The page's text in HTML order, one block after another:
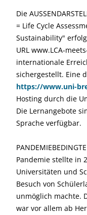
Die
= Life Cycle
Sustainability"
URL
internationale
sichergestellt. Eine
https://www.uni-
Hosting durch die
Die Lernangebote
Sprache verfügbar.
Pandemie stellte in
Universitäten und
Besuch von
unmöglich machte.
war vor allem ab